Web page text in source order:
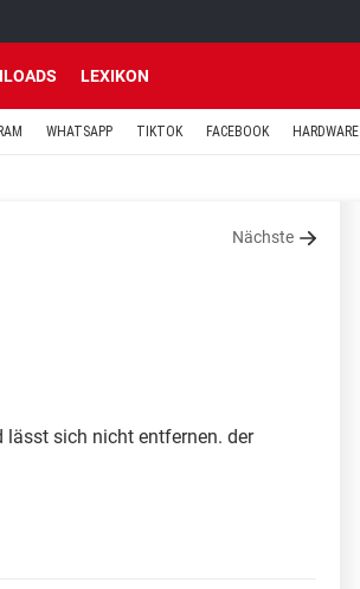
LEXIKON
WHATSAPP TIKTOK FACEBOOK HARDWARE
Nächste
sich nicht entfernen. der